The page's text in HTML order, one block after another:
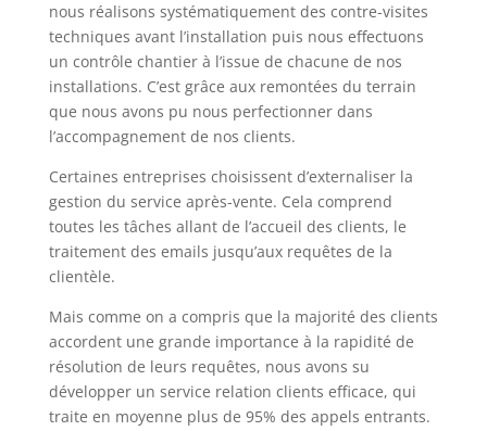
nous réalisons systématiquement des contre-visites
techniques avant l’installation puis nous effectuons
un contrôle chantier à l’issue de chacune de nos
installations. C’est grâce aux remontées du terrain
que nous avons pu nous perfectionner dans
l’accompagnement de nos clients.
Certaines entreprises choisissent d’externaliser la
gestion du service après-vente. Cela comprend
toutes les tâches allant de l’accueil des clients, le
traitement des emails jusqu’aux requêtes de la
clientèle.
Mais comme on a compris que la majorité des clients
accordent une grande importance à la rapidité de
résolution de leurs requêtes, nous avons su
développer un service relation clients efficace, qui
traite en moyenne plus de 95% des appels entrants.